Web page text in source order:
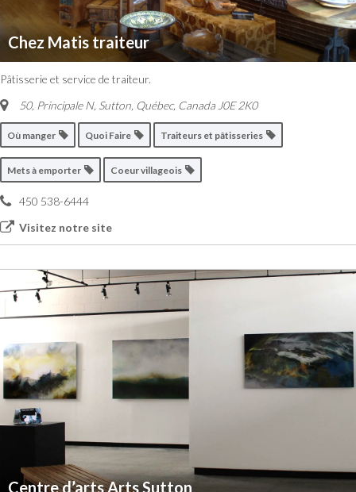
Chez Matis traiteur
Pâtisserie et service de traiteur.
50, Principale N, Sutton Québec, Canada J0E 2K0
Où manger Quoi Faire Traiteurs et pâtisseries
Mets à emporter Coeur villageois
450 538-6444
Visitez notre site
Centre d’arts Arts Sutton